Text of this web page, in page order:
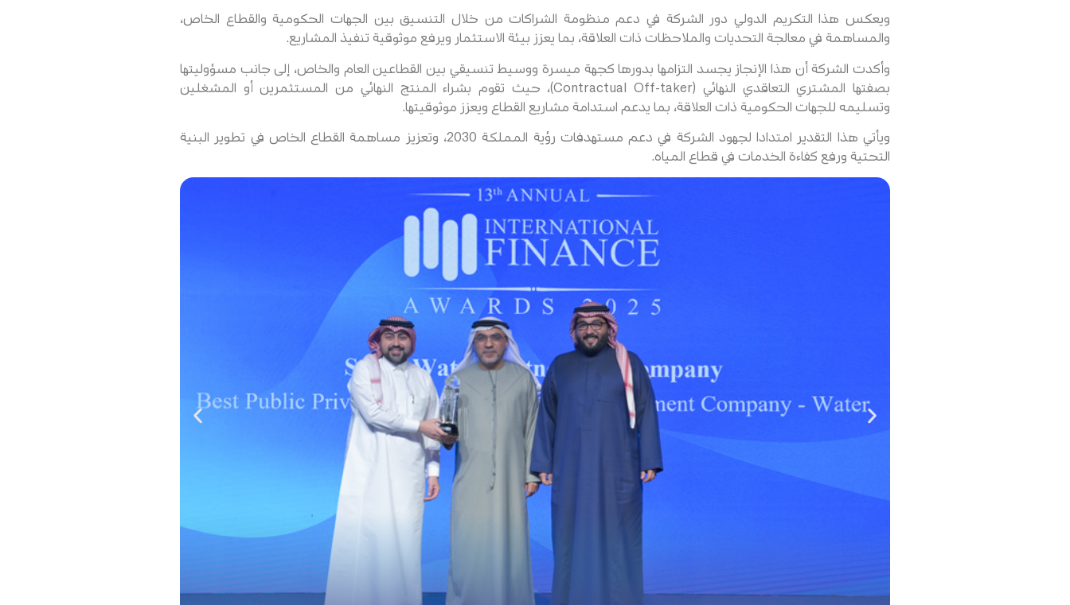
ويعكس هذا التكريم الدولي دور الشركة في دعم منظومة الشراكات من خلال التنسيق بين الجهات الحكومية والقطاع الخاص،
والمساهمة في معالجة التحديات والملاحظات ذات العلاقة، بما يعزز بيئة الاستثمار ويرفع موثوقية تنفيذ المشاريع.
وأكدت الشركة أن هذا الإنجاز يجسد التزامها بدورها كجهة ميسرة ووسيط تنسيقي بين القطاعين العام والخاص، إلى جانب مسؤوليتها
بصفتها المشتري التعاقدي النهائي (Contractual Off-taker)، حيث تقوم بشراء المنتج النهائي من المستثمرين أو المشغلين
وتسليمه للجهات الحكومية ذات العلاقة، بما يدعم استدامة مشاريع القطاع ويعزز موثوقيتها.
ويأتي هذا التقدير امتدادا لجهود الشركة في دعم مستهدفات رؤية المملكة 2030، وتعزيز مساهمة القطاع الخاص في تطوير البنية
التحتية ورفع كفاءة الخدمات في قطاع المياه.